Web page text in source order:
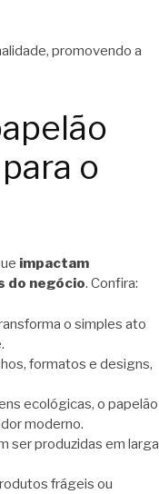
promovendo a
o
impactam
do negócio. Confira:
o simples ato
formatos e designs,
ecológicas, o papelão
moderno.
ser produzidas em larga
frágeis ou